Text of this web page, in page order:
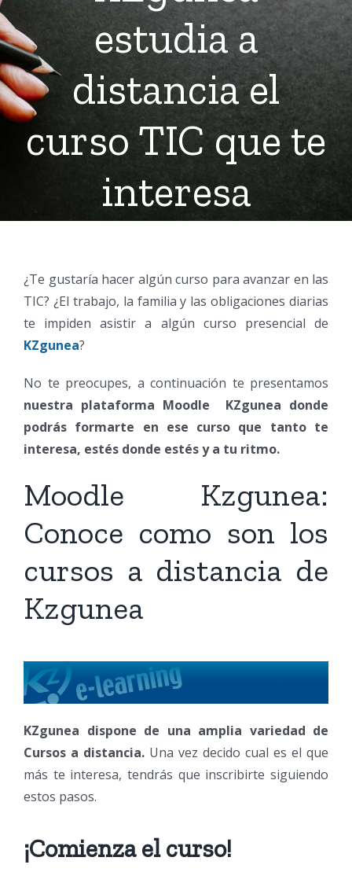
estudia a
distancia el
curso TIC que te
interesa
¿Te gustaría hacer algún curso para avanzar en las
TIC? ¿El trabajo, la familia y las obligaciones diarias
te impiden asistir a algún curso presencial de
KZgunea?
No te preocupes, a continuación te presentamos
nuestra plataforma Moodle KZgunea donde
podrás formarte en ese curso que tanto te
interesa, estés donde estés y a tu ritmo.
Moodle Kzgunea:
Conoce como son los
cursos a distancia de
Kzgunea
KZgunea dispone de una amplia variedad de
Cursos a distancia. Una vez decido cual es el que
más te interesa, tendrás que inscribirte siguiendo
estos pasos.
¡Comienza el curso!